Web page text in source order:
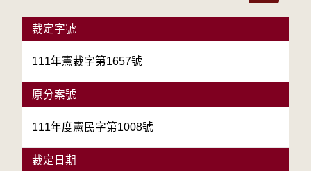
裁定字號
111年憲裁字第1657號
原分案號
111年度憲民字第1008號
裁定日期